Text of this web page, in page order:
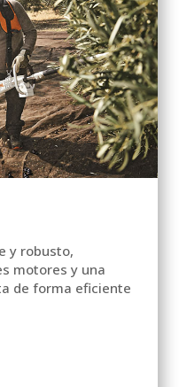
y robusto,
motores y una
de forma eficiente